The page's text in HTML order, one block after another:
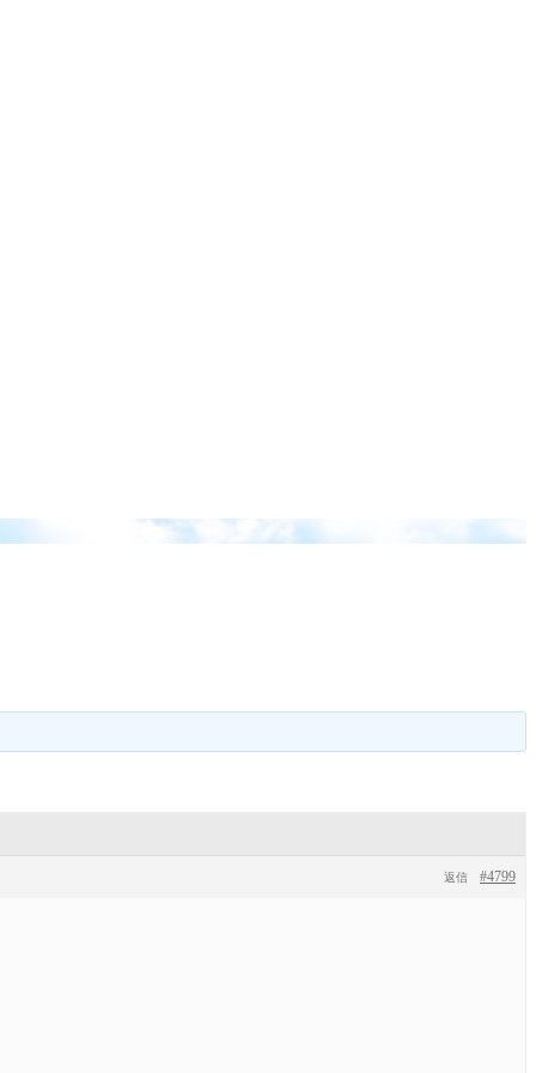
#4799
返信